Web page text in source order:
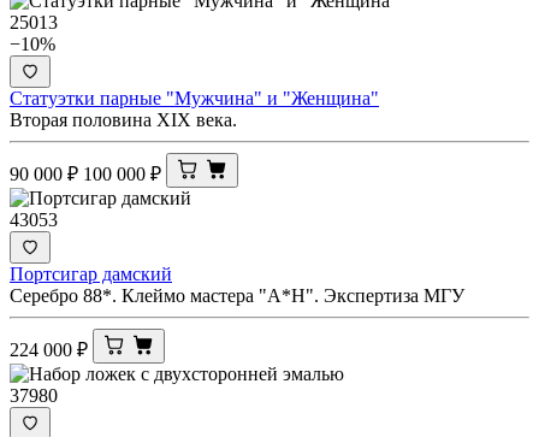
25013
−10%
Статуэтки парные "Мужчина" и "Женщина"
Вторая половина XIX века.
90 000 ₽ 100 000 ₽
43053
Портсигар дамский
Серебро 88*. Клеймо мастера "А*Н". Экспертиза МГУ
224 000 ₽
37980